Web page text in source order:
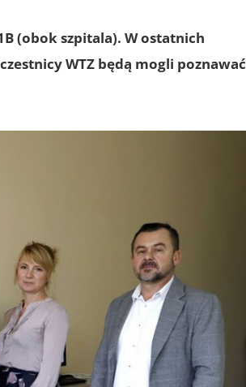
(obok szpitala). W ostatnich
WTZ będą mogli poznawać